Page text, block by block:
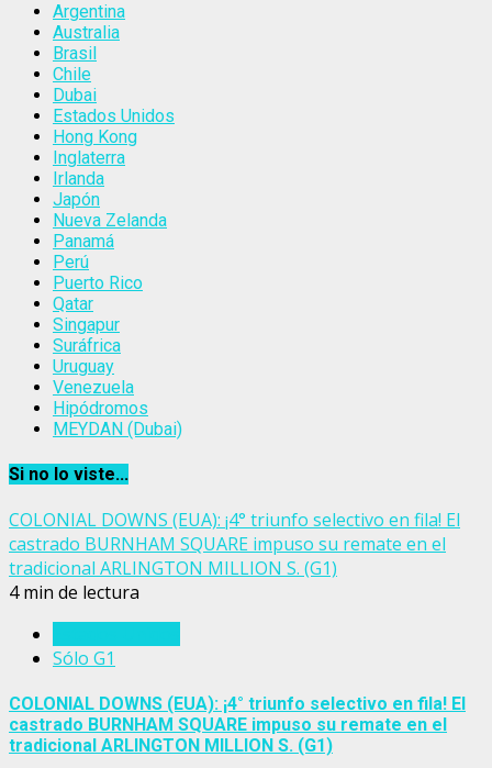
Argentina
Australia
Brasil
Chile
Dubai
Estados Unidos
Hong Kong
Inglaterra
Irlanda
Japón
Nueva Zelanda
Panamá
Perú
Puerto Rico
Qatar
Singapur
Suráfrica
Uruguay
Venezuela
Hipódromos
MEYDAN (Dubai)
Si no lo viste...
COLONIAL DOWNS (EUA): ¡4° triunfo selectivo en fila! El
castrado BURNHAM SQUARE impuso su remate en el
tradicional ARLINGTON MILLION S. (G1)
4 min de lectura
Sólo G1
COLONIAL DOWNS (EUA): ¡4° triunfo selectivo en fila! El
castrado BURNHAM SQUARE impuso su remate en el
tradicional ARLINGTON MILLION S. (G1)